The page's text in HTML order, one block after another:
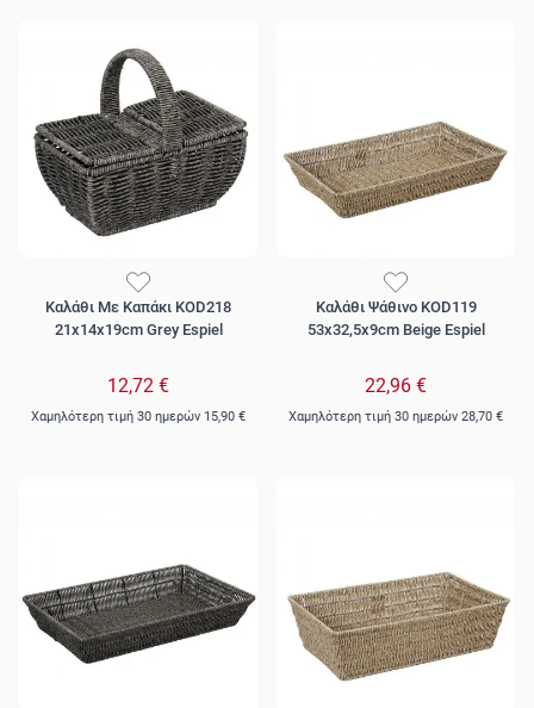
Καλάθι Με Καπάκι KOD218
21x14x19cm Grey Espiel
12,72 €
Χαμηλότερη τιμή 30 ημερών 15,90 €
Καλάθι Ψάθινο KOD119
53x32,5x9cm Beige Espiel
22,96 €
Χαμηλότερη τιμή 30 ημερών 28,70 €